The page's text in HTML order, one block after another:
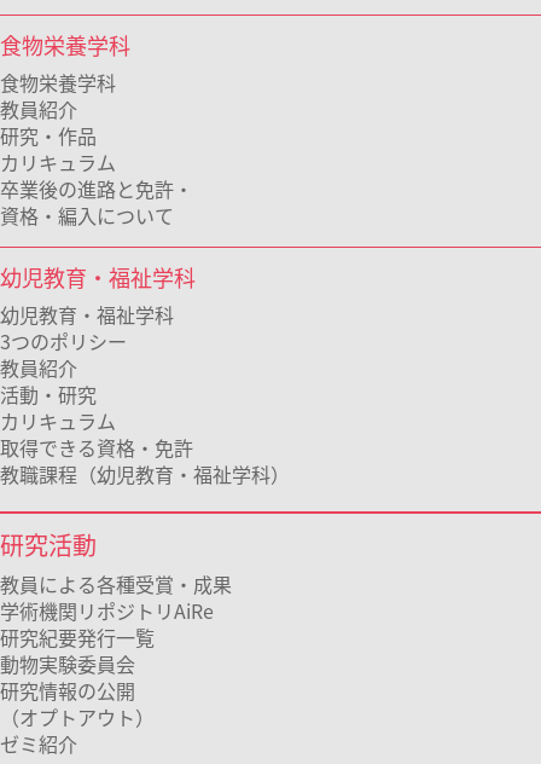
食物栄養学科
食物栄養学科
教員紹介
研究・作品
カリキュラム
卒業後の進路と免許・
資格・編入について
幼児教育・福祉学科
幼児教育・福祉学科
3つのポリシー
教員紹介
活動・研究
カリキュラム
取得できる資格・免許
教職課程（幼児教育・福祉学科）
研究活動
教員による各種受賞・成果
学術機関リポジトリAiRe
研究紀要発行一覧
動物実験委員会
研究情報の公開
（オプトアウト）
ゼミ紹介